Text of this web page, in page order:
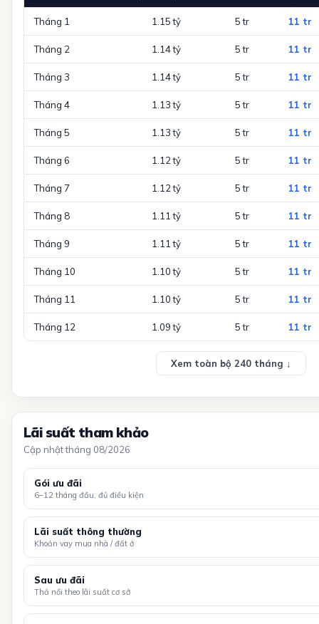
Tháng 1 1.15 tỷ 5 tr 11 tr
Tháng 2 1.14 tỷ 5 tr 11 tr
Tháng 3 1.14 tỷ 5 tr 11 tr
Tháng 4 1.13 tỷ 5 tr 11 tr
Tháng 5 1.13 tỷ 5 tr 11 tr
Tháng 6 1.12 tỷ 5 tr 11 tr
Tháng 7 1.12 tỷ 5 tr 11 tr
Tháng 8 1.11 tỷ 5 tr 11 tr
Tháng 9 1.11 tỷ 5 tr 11 tr
Tháng 10 1.10 tỷ 5 tr 11 tr
Tháng 11 1.10 tỷ 5 tr 11 tr
Tháng 12 1.09 tỷ 5 tr 11 tr
Xem toàn bộ 240 tháng ↓
Lãi suất tham khảo
Cập nhật tháng 08/2026
Gói ưu đãi
6–12 tháng đầu, đủ điều kiện
Lãi suất thông thường
Khoản vay mua nhà / đất ở
Sau ưu đãi
Thả nổi theo lãi suất cơ sở